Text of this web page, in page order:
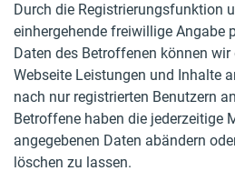
Durch die Registrierungsfunktion
einhergehende freiwillige Angabe
Daten des Betroffenen können wir
Webseite Leistungen und Inhalte
nach nur registrierten Benutzern
Betroffene haben die jederzeitige
angegebenen Daten abändern
löschen zu lassen.